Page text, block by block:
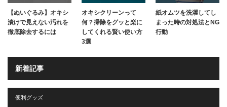
【ぬいぐるみ】オキシ
漬けで見えない汚れを
徹底除去するには
オキシクリーンって
何？掃除をグッと楽に
してくれる賢い使い方
3選
紙オムツを洗濯してし
まった時の対処法とNG
行動
新着記事
便利グッズ